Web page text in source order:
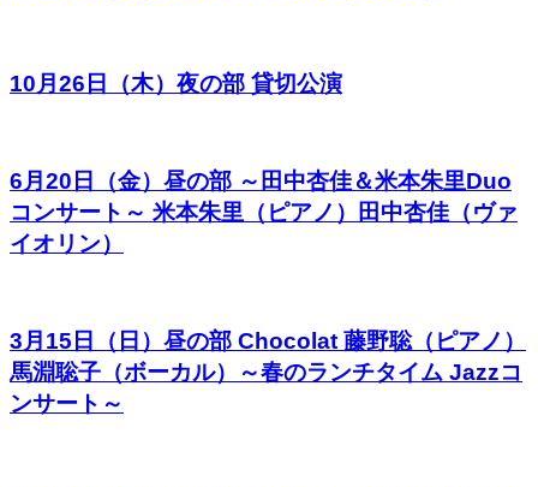
10月26日（木）夜の部 貸切公演
6月20日（金）昼の部 ～田中杏佳＆米本朱里Duo
コンサート～ 米本朱里（ピアノ）田中杏佳（ヴァ
イオリン）
3月15日（日）昼の部 Chocolat 藤野聡（ピアノ）
馬淵聡子（ボーカル）～春のランチタイム Jazzコ
ンサート～